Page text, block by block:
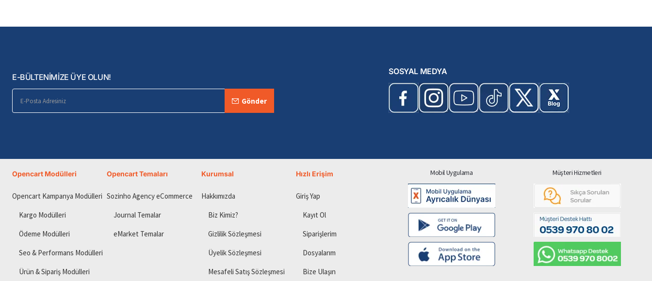
E-BÜLTENİMİZE ÜYE OLUN!
E-
Posta
Adresiniz
Gönder
SOSYAL MEDYA
Opencart Modülleri
Opencart Kampanya Modülleri
Kargo Modülleri
Ödeme Modülleri
Seo & Performans Modülleri
Ürün & Sipariş Modülleri
Opencart Temaları
Sozinho Agency eCommerce
Journal Temalar
eMarket Temalar
Kurumsal
Hakkımızda
Biz Kimiz?
Gizlilik Sözleşmesi
Üyelik Sözleşmesi
Mesafeli Satış Sözleşmesi
Hızlı Erişim
Giriş Yap
Kayıt Ol
Siparişlerim
Dosyalarım
Bize Ulaşın
Mobil Uygulama Müşteri Hizmetleri